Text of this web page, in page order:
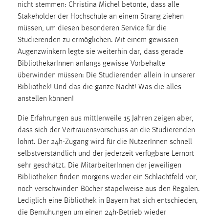
nicht stemmen: Christina Michel betonte, dass alle
Stakeholder der Hochschule an einem Strang ziehen
müssen, um diesen besonderen Service für die
Studierenden zu ermöglichen. Mit einem gewissen
Augenzwinkern legte sie weiterhin dar, dass gerade
BibliothekarInnen anfangs gewisse Vorbehalte
überwinden müssen: Die Studierenden allein in unserer
Bibliothek! Und das die ganze Nacht! Was die alles
anstellen können!
Die Erfahrungen aus mittlerweile 15 Jahren zeigen aber,
dass sich der Vertrauensvorschuss an die Studierenden
lohnt. Der 24h-Zugang wird für die NutzerInnen schnell
selbstverständlich und der jederzeit verfügbare Lernort
sehr geschätzt. Die MitarbeiterInnen der jeweiligen
Bibliotheken finden morgens weder ein Schlachtfeld vor,
noch verschwinden Bücher stapelweise aus den Regalen.
Lediglich eine Bibliothek in Bayern hat sich entschieden,
die Bemühungen um einen 24h-Betrieb wieder
Sprachpräferenz
Name:
site-language-preference
Zweck:
Das Cookie speichert die gewählte Sprache der Website.
Cookie Laufzeit:
30 Tage
Chat
Name:
MibewSessionID, MIBEW_UserID, mibew_locale, mibew-
chat-frame-style-5e9dbeb1811c0446
Zweck:
Wird benötigt um die Chatfunktion nutzen zu können.
Cookie Laufzeit: